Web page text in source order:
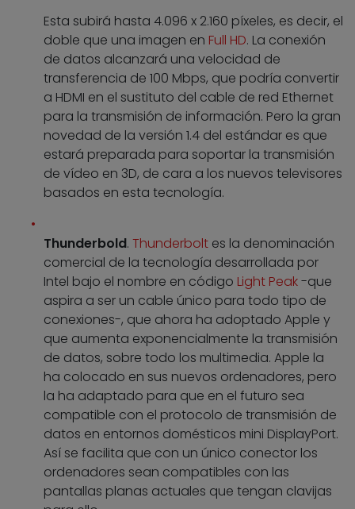
Esta subirá hasta 4.096 x 2.160 píxeles, es decir, el
doble que una imagen en Full HD. La conexión
de datos alcanzará una velocidad de
transferencia de 100 Mbps, que podría convertir
a HDMI en el sustituto del cable de red Ethernet
para la transmisión de información. Pero la gran
novedad de la versión 1.4 del estándar es que
estará preparada para soportar la transmisión
de vídeo en 3D, de cara a los nuevos televisores
basados en esta tecnología.
Thunderbold. Thunderbolt es la denominación
comercial de la tecnología desarrollada por
Intel bajo el nombre en código Light Peak-que
aspira a ser un cable único para todo tipo de
conexiones-, que ahora ha adoptado Apple y
que aumenta exponencialmente la transmisión
de datos, sobre todo los multimedia. Apple la
ha colocado en sus nuevos ordenadores, pero
la ha adaptado para que en el futuro sea
compatible con el protocolo de transmisión de
datos en entornos domésticos mini DisplayPort.
Así se facilita que con un único conector los
ordenadores sean compatibles con las
pantallas planas actuales que tengan clavijas